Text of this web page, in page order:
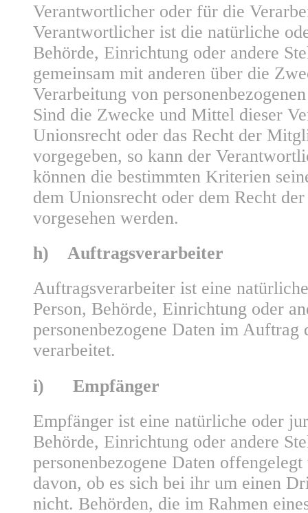
Verantwortlicher oder für die
Verantwortlicher ist die natürliche
Behörde, Einrichtung oder andere
gemeinsam mit anderen über die
Verarbeitung von
Sind die Zwecke und Mittel dieser
Unionsrecht oder das Recht der
vorgegeben, so kann der
können die bestimmten Kriterien
dem Unionsrecht oder dem Recht
vorgesehen werden.
h) Auftragsverarbeiter
Auftragsverarbeiter ist eine
Person, Behörde, Einrichtung oder
personenbezogene Daten im Auftrag
verarbeitet.
i) Empfänger
Empfänger ist eine natürliche oder
Behörde, Einrichtung oder andere
personenbezogene Daten
davon, ob es sich bei ihr um einen
nicht. Behörden, die im Rahmen